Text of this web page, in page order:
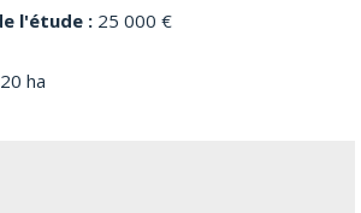
25 000 €
20 ha